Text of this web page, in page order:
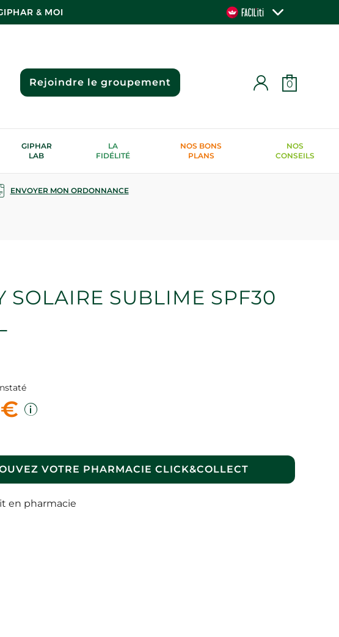
& MOI
Rejoindre le groupement 0
GIPHAR
LAB
LA
FIDÉLITÉ
NOS BONS
PLANS
NOS
CONSEILS
ENVOYER MON ORDONNANCE
SOLAIRE SUBLIME SPF30
VOTRE PHARMACIE CLICK&COLLECT
en pharmacie